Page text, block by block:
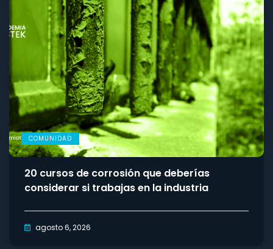
COMUNIDAD
20 cursos de corrosión que deberías
considerar si trabajas en la industria
agosto 6, 2026